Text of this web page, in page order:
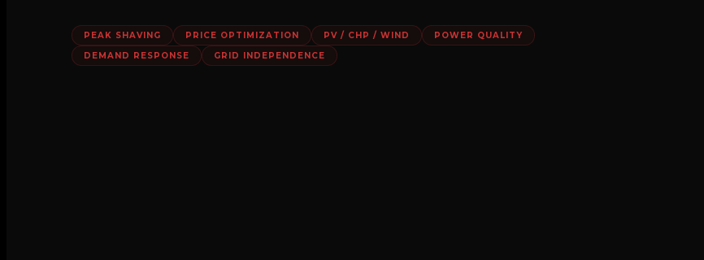
PEAK SHAVING PRICE OPTIMIZATION PV / CHP / WIND
POWER QUALITY
DEMAND RESPONSE
GRID INDEPENDENCE